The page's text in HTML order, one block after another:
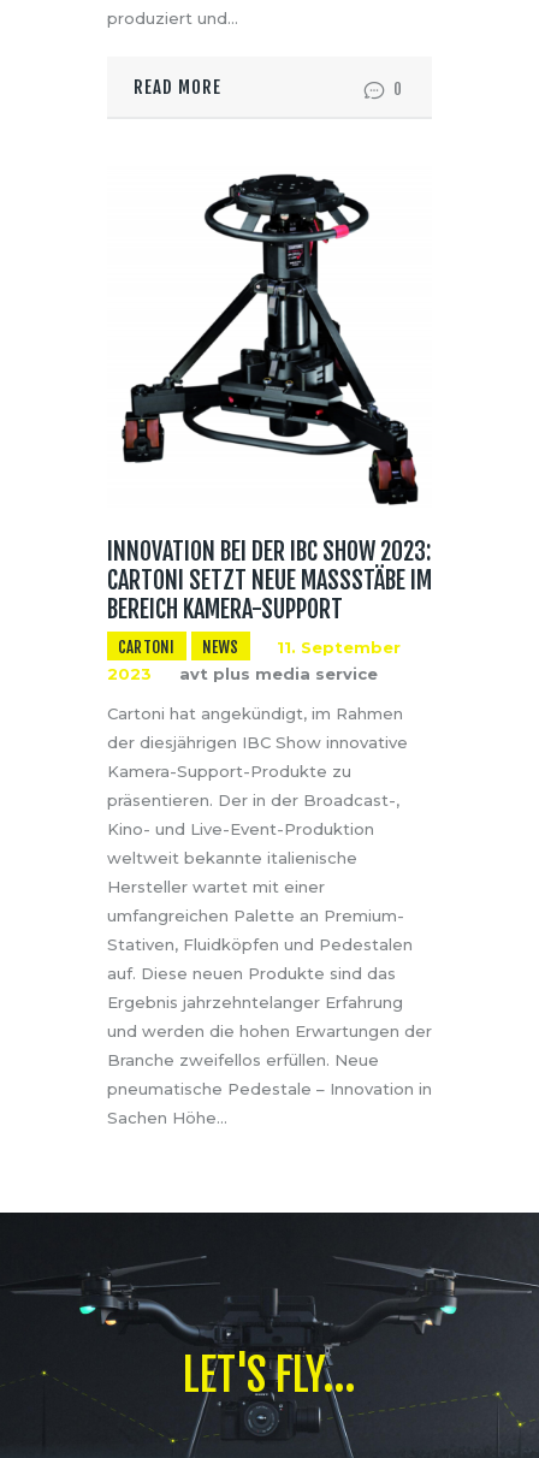
produziert und…
READ MORE 0
INNOVATION BEI DER IBC SHOW 2023:
CARTONI SETZT NEUE MASSSTÄBE IM B
EREICH KAMERA-SUPPORT
CARTONI NEWS
11. September
2023
avt plus media service
Cartoni hat angekündigt, im Rahmen
der diesjährigen IBC Show innovative
Kamera-Support-Produkte zu
präsentieren. Der in der Broadcast-,
Kino- und Live-Event-Produktion
weltweit bekannte italienische
Hersteller wartet mit einer
umfangreichen Palette an Premium-
Stativen, Fluidköpfen und Pedestalen
auf. Diese neuen Produkte sind das
Ergebnis jahrzehntelanger Erfahrung
und werden die hohen Erwartungen der
Branche zweifellos erfüllen. Neue
pneumatische Pedestale – Innovation in
Sachen Höhe…
LET'S FLY...